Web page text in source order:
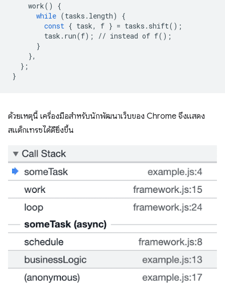
work()
{
while (tasks . length)
{
const { task, f } = tasks . shift();
task . run(f); // instead of f();
}
},
};
}
ด้วยเหตุนี้ เครื่องมือสำหรับนักพัฒนาเว็บของ Chrome จึงแสดง
สแต็กเทรซได้ดียิ่งขึ้น